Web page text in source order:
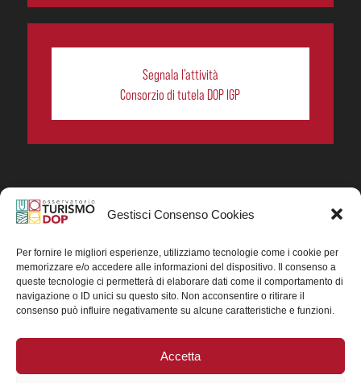
Gestisci Consenso Cookies
Per fornire le migliori esperienze, utilizziamo tecnologie come i cookie per
memorizzare e/o accedere alle informazioni del dispositivo. Il consenso a
queste tecnologie ci permetterà di elaborare dati come il comportamento di
navigazione o ID unici su questo sito. Non acconsentire o ritirare il
consenso può influire negativamente su alcune caratteristiche e funzioni.
Accetta
Segnala l’attività
Consorzio di tutela DOP IGP
In collaborazione ORIGIN ITALIA.
del turismo enogastronomico dei prodotti DOP IGP
italiani.
Concessione contributo MASAF DM n. 0311719 del
15/06/2023
Concessione contributo MASAF, DM n. 0016662 del
15/01/2025 (CUP J88H24002560007)